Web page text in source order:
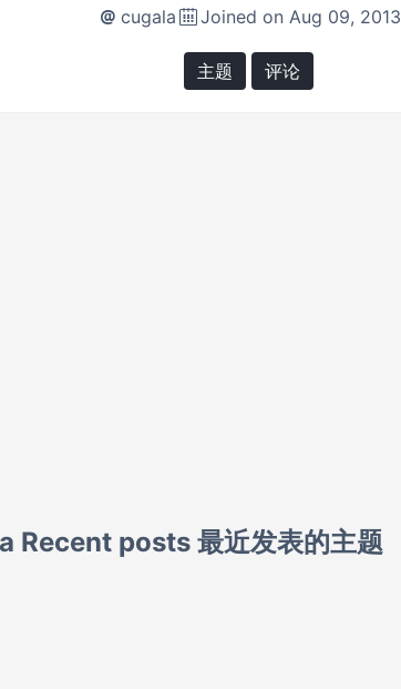
cugala Joined on Aug 09, 2013
主题 评论
Recent posts 最近发表的主题